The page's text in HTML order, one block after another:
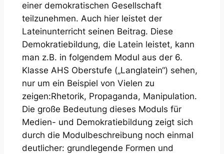
einer demokratischen Gesellschaft
teilzunehmen. Auch hier leistet der
Lateinunterricht seinen Beitrag. Diese
Demokratiebildung, die Latein leistet, kann
man z.B. in folgendem Modul aus der 6.
Klasse AHS Oberstufe („Langlatein“) sehen,
nur um ein Beispiel von Vielen zu
zeigen:Rhetorik, Propaganda, Manipulation.
Die große Bedeutung dieses Moduls für
Medien- und Demokratiebildung zeigt sich
durch die Modulbeschreibung noch einmal
deutlicher: grundlegende Formen und